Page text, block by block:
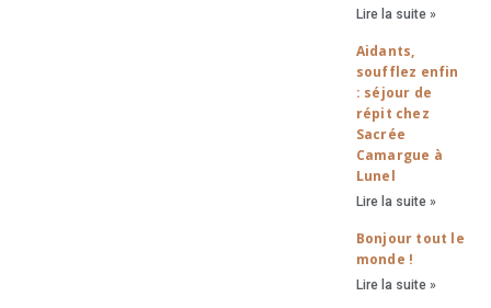
Lire la suite »
Aidants,
soufflez enfin
: séjour de
répit chez
Sacrée
Camargue à
Lunel
Lire la suite »
Bonjour tout le
monde !
Lire la suite »